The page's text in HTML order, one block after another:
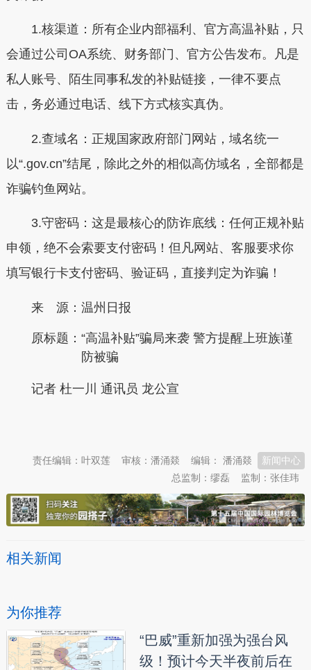
1.核渠道：所有企业内部福利、官方高温补贴，只
会通过公司OA系统、财务部门、官方公告发布。凡是
私人账号、陌生同事私发的补贴链接，一律不要点
击，务必通过电话、线下方式核实真伪。
2.查域名：正规国家政府部门网站，域名统一
以“.gov.cn”结尾，除此之外的相似高仿域名，全部都是
诈骗钓鱼网站。
3.守密码：这是最核心的防诈底线：任何正规补贴
申领，绝不会索要支付密码！但凡网站、客服要求你
填写银行卡支付密码、验证码，直接判定为诈骗！
来 源：温州日报
原标题： “高温补贴”骗局来袭 警方提醒上班族谨
防被骗
记者 杜一川 通讯员 龙公宣
新闻中心
编辑： 潘涌燚
审核：潘涌燚
责任编辑：叶双莲
监制：张佳玮
总监制：缪磊
相关新闻
为你推荐
“巴威”重新加强为强台风
级！预计今天半夜前后在